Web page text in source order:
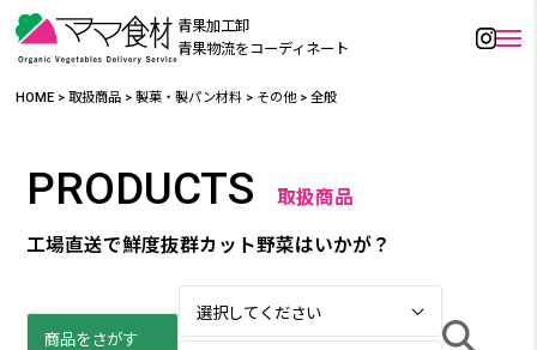
青果加工卸
青果物流をコーディネート
HOME >取扱商品 >製菓・製パン材料 > その他>全般
PRODUCTS 取扱商品
工場直送で鮮度抜群カット野菜はいかが？